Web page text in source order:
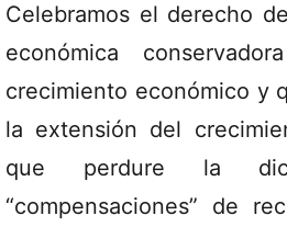
Celebramos el derecho
económica
crecimiento económico y
la extensión del
que perdure la
“compensaciones” de